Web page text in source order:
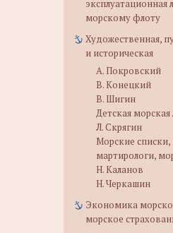
эксплуатационная
морскому флоту
Художественная,
и историческая
А. Покровский
В. Конецкий
В. Шигин
Детская морская
Л. Скрягин
Морские
мартирологи,
Н. Каланов
Н. Черкашин
Экономика
морское